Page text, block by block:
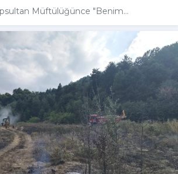
Müftülüğünce "Benim...